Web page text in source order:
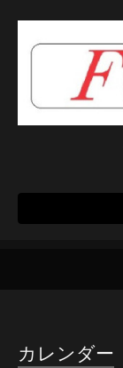
カレンダー